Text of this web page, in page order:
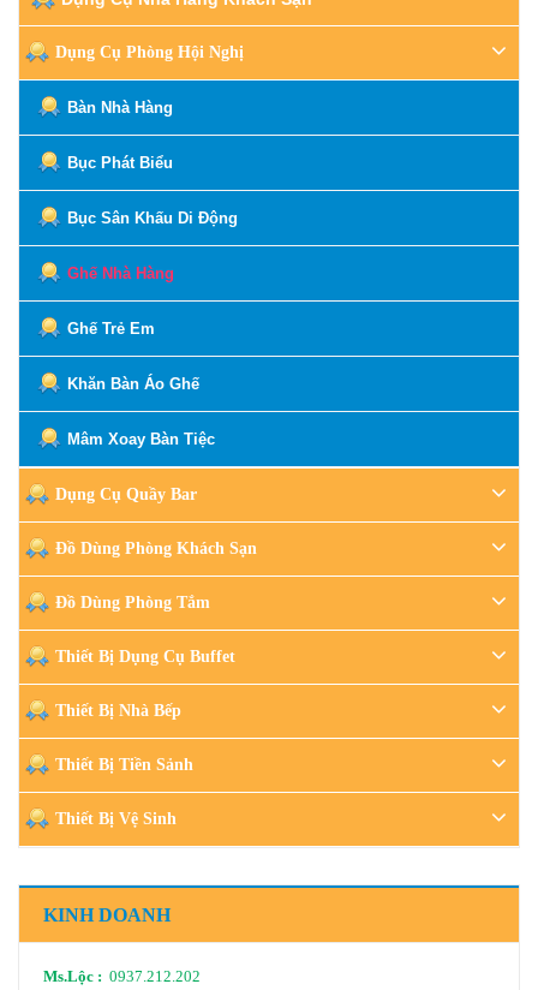
Dụng Cụ Phòng Hội Nghị
Bàn Nhà Hàng
Bục Phát Biểu
Bục Sân Khấu Di Động
Ghế Nhà Hàng
Ghế Trẻ Em
Khăn Bàn Áo Ghế
Mâm Xoay Bàn Tiệc
Dụng Cụ Quầy Bar
Đồ Dùng Phòng Khách Sạn
Đồ Dùng Phòng Tắm
Thiết Bị Dụng Cụ Buffet
Thiết Bị Nhà Bếp
Thiết Bị Tiền Sảnh
Thiết Bị Vệ Sinh
KINH DOANH
Ms.Lộc : 0937.212.202